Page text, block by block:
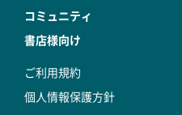
コミュニティ
書店様向け
ご利用規約
個人情報保護方針